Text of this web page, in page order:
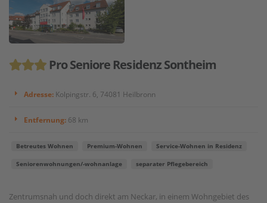
Pro Seniore Residenz Sontheim
Adresse: Kolpingstr. 6, 74081 Heilbronn
Entfernung: 68 km
Betreutes Wohnen Premium-Wohnen Service-Wohnen in Residenz
Seniorenwohnungen/-wohnanlage separater Pflegebereich
Zentrumsnah und doch direkt am Neckar, in einem Wohngebiet des